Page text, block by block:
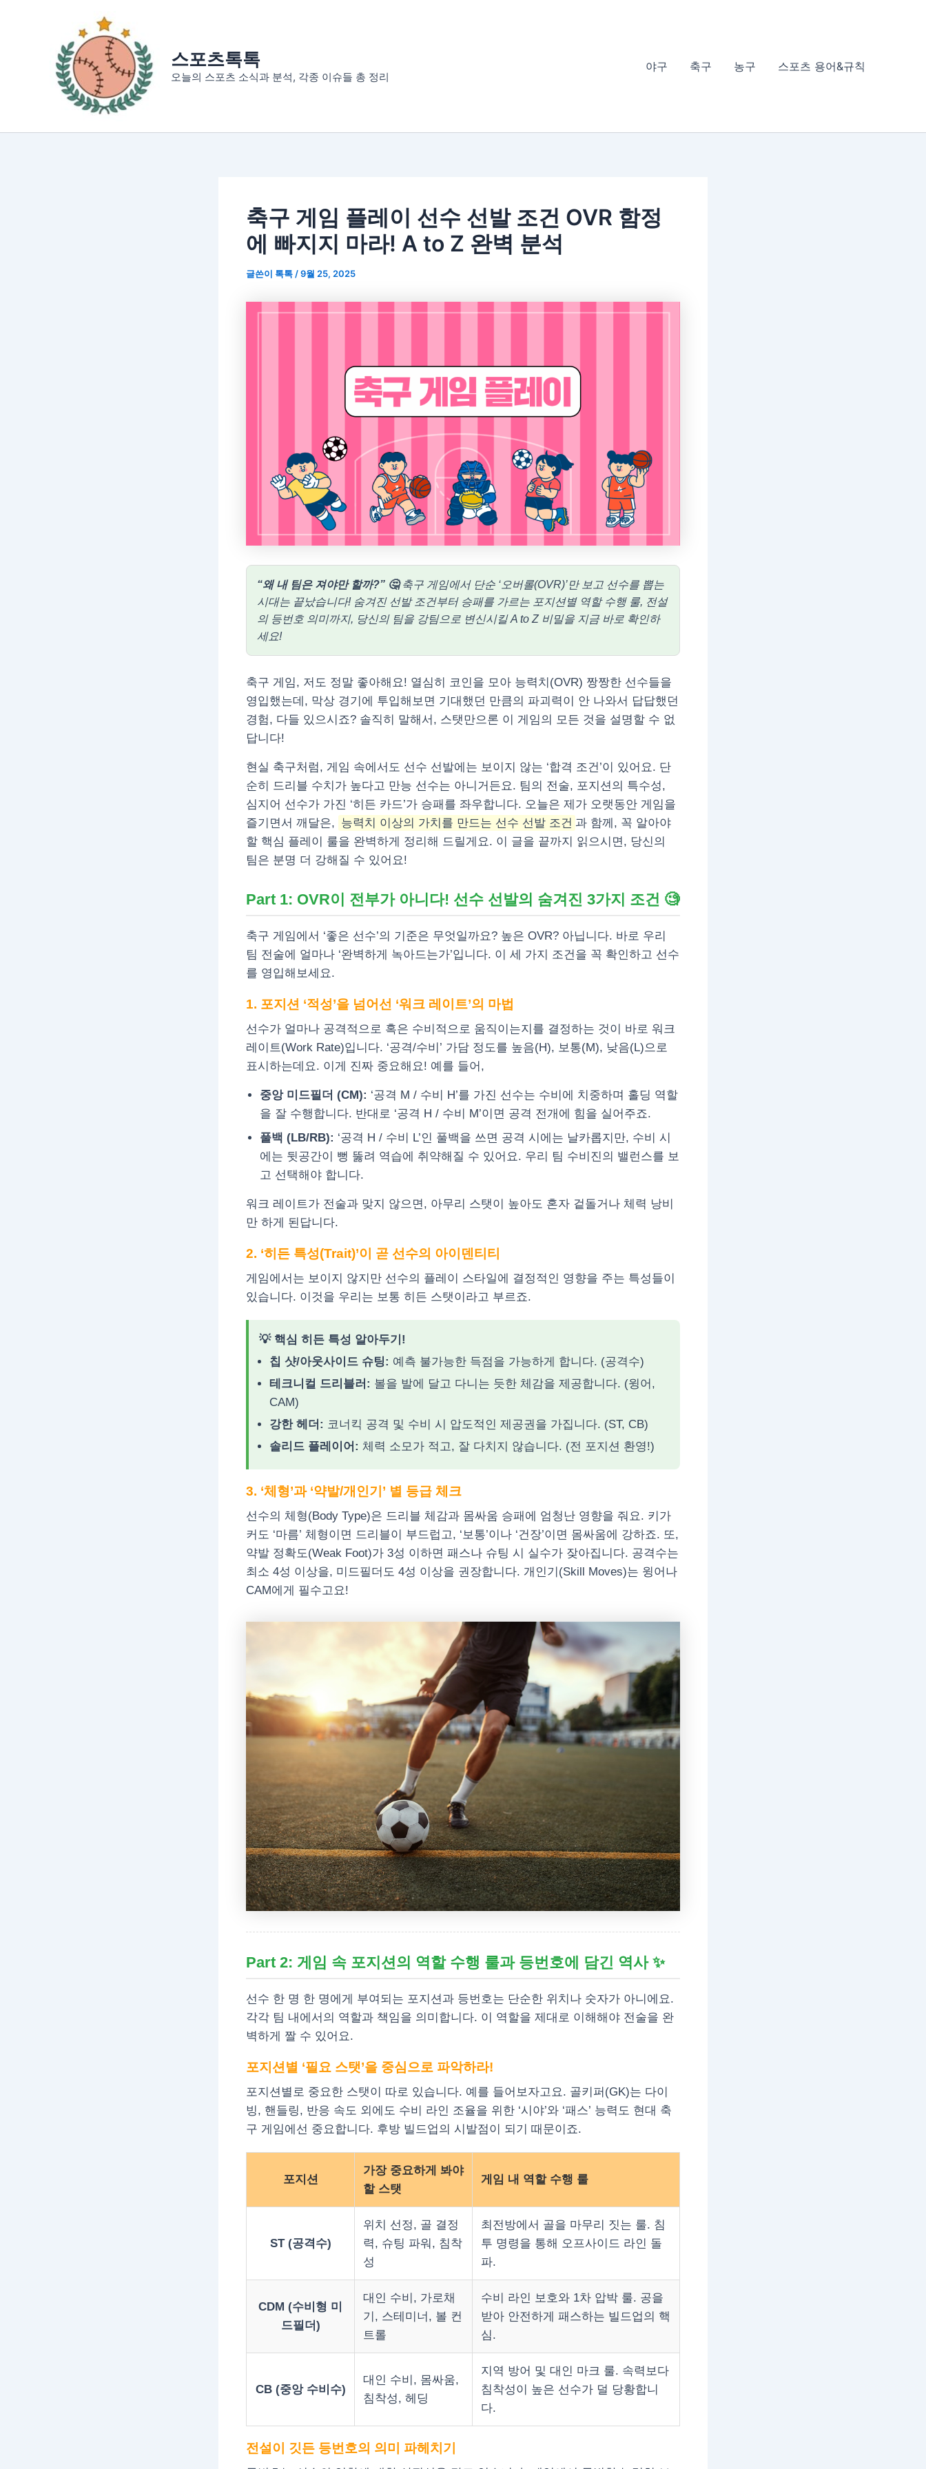
기
스포츠톡톡
오늘의 스포츠 소식과 분석, 각종 이슈들 총 정리
야구 축구 농구 스포츠 용어&규칙
축구 게임 플레이 선수 선발 조건 OVR 함정
에 빠지지 마라! A to Z 완벽 분석
글쓴이 톡톡 /9월 25, 2025
“왜 내 팀은 져야만 할까?” 🤔축구 게임에서 단순 ‘오버롤(OVR)’만 보고 선수를 뽑는
시대는 끝났습니다! 숨겨진 선발 조건부터 승패를 가르는 포지션별 역할 수행 룰, 전설
의 등번호 의미까지, 당신의 팀을 강팀으로 변신시킬 A to Z 비밀을 지금 바로 확인하
세요!
축구 게임, 저도 정말 좋아해요! 열심히 코인을 모아 능력치(OVR) 짱짱한 선수들을
영입했는데, 막상 경기에 투입해보면 기대했던 만큼의 파괴력이 안 나와서 답답했던
경험, 다들 있으시죠? 솔직히 말해서, 스탯만으론 이 게임의 모든 것을 설명할 수 없
답니다!
현실 축구처럼, 게임 속에서도 선수 선발에는 보이지 않는 ‘합격 조건’이 있어요. 단
순히 드리블 수치가 높다고 만능 선수는 아니거든요. 팀의 전술, 포지션의 특수성,
심지어 선수가 가진 ‘히든 카드’가 승패를 좌우합니다. 오늘은 제가 오랫동안 게임을
즐기면서 깨달은, 능력치 이상의 가치를 만드는 선수 선발 조건 과 함께, 꼭 알아야
할 핵심 플레이 룰을 완벽하게 정리해 드릴게요. 이 글을 끝까지 읽으시면, 당신의
팀은 분명 더 강해질 수 있어요!
Part 1: OVR이 전부가 아니다! 선수 선발의 숨겨진 3가지 조건 🧐
축구 게임에서 ‘좋은 선수’의 기준은 무엇일까요? 높은 OVR? 아닙니다. 바로 우리
팀 전술에 얼마나 ‘완벽하게 녹아드는가’입니다. 이 세 가지 조건을 꼭 확인하고 선수
를 영입해보세요.
1. 포지션 ‘적성’을 넘어선 ‘워크 레이트’의 마법
선수가 얼마나 공격적으로 혹은 수비적으로 움직이는지를 결정하는 것이 바로 워크
레이트(Work Rate)입니다. ‘공격/수비’ 가담 정도를 높음(H), 보통(M), 낮음(L)으로
표시하는데요. 이게 진짜 중요해요! 예를 들어,
중앙 미드필더 (CM): ‘공격 M / 수비 H’를 가진 선수는 수비에 치중하며 홀딩 역할
을 잘 수행합니다. 반대로 ‘공격 H / 수비 M’이면 공격 전개에 힘을 실어주죠.
풀백 (LB/RB): ‘공격 H / 수비 L’인 풀백을 쓰면 공격 시에는 날카롭지만, 수비 시
에는 뒷공간이 뻥 뚫려 역습에 취약해질 수 있어요. 우리 팀 수비진의 밸런스를 보
고 선택해야 합니다.
워크 레이트가 전술과 맞지 않으면, 아무리 스탯이 높아도 혼자 겉돌거나 체력 낭비
만 하게 된답니다.
2. ‘히든 특성(Trait)’이 곧 선수의 아이덴티티
게임에서는 보이지 않지만 선수의 플레이 스타일에 결정적인 영향을 주는 특성들이
있습니다. 이것을 우리는 보통 히든 스탯이라고 부르죠.
💡 핵심 히든 특성 알아두기!
칩 샷/아웃사이드 슈팅: 예측 불가능한 득점을 가능하게 합니다. (공격수)
테크니컬 드리블러: 볼을 발에 달고 다니는 듯한 체감을 제공합니다. (윙어,
CAM)
강한 헤더: 코너킥 공격 및 수비 시 압도적인 제공권을 가집니다. (ST, CB)
솔리드 플레이어: 체력 소모가 적고, 잘 다치지 않습니다. (전 포지션 환영!)
3. ‘체형’과 ‘약발/개인기’ 별 등급 체크
선수의 체형(Body Type)은 드리블 체감과 몸싸움 승패에 엄청난 영향을 줘요. 키가
커도 ‘마름’ 체형이면 드리블이 부드럽고, ‘보통’이나 ‘건장’이면 몸싸움에 강하죠. 또,
약발 정확도(Weak Foot)가 3성 이하면 패스나 슈팅 시 실수가 잦아집니다. 공격수는
최소 4성 이상을, 미드필더도 4성 이상을 권장합니다. 개인기(Skill Moves)는 윙어나
CAM에게 필수고요!
Part 2: 게임 속 포지션의 역할 수행 룰과 등번호에 담긴 역사 ✨
선수 한 명 한 명에게 부여되는 포지션과 등번호는 단순한 위치나 숫자가 아니에요.
각각 팀 내에서의 역할과 책임을 의미합니다. 이 역할을 제대로 이해해야 전술을 완
벽하게 짤 수 있어요.
포지션별 ‘필요 스탯’을 중심으로 파악하라!
포지션별로 중요한 스탯이 따로 있습니다. 예를 들어보자고요. 골키퍼(GK)는 다이
빙, 핸들링, 반응 속도 외에도 수비 라인 조율을 위한 ‘시야’와 ‘패스’ 능력도 현대 축
구 게임에선 중요합니다. 후방 빌드업의 시발점이 되기 때문이죠.
포지션
가장 중요하게 봐야
할 스탯
게임 내 역할 수행 룰
ST (공격수)
위치 선정, 골 결정
력, 슈팅 파워, 침착
성
최전방에서 골을 마무리 짓는 룰. 침
투 명령을 통해 오프사이드 라인 돌
파.
CDM (수비형 미
드필더)
대인 수비, 가로채
기, 스테미너, 볼 컨
트롤
수비 라인 보호와 1차 압박 룰. 공을
받아 안전하게 패스하는 빌드업의 핵
심.
CB (중앙 수비수)
대인 수비, 몸싸움,
침착성, 헤딩
지역 방어 및 대인 마크 룰. 속력보다
침착성이 높은 선수가 덜 당황합니
다.
전설이 깃든 등번호의 의미 파헤치기